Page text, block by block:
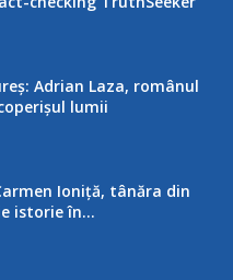
Adrian Laza, românul
lumii
Ioniță, tânăra din
istorie în...